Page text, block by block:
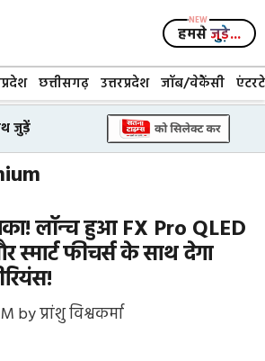
हमसेजुड़े...
छत्तीसगढ़ उत्तरप्रदेश जॉब/वेकैंसी
जुड़ें
लॉन्च हुआ FX Pro QLED
फीचर्स के साथ देगा
byप्रांशु विश्वकर्मा